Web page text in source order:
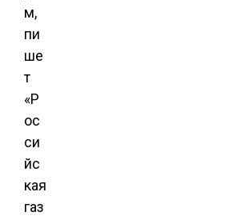
м,
пи
ше
т
«Р
ос
си
йс
кая
газ